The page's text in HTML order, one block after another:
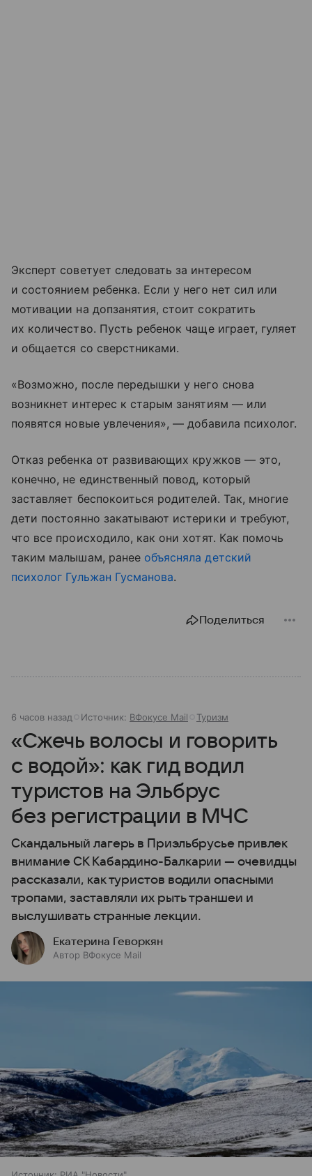
Эксперт советует следовать за интересом
и состоянием ребенка. Если у него нет сил или
мотивации на допзанятия, стоит сократить
их количество. Пусть ребенок чаще играет, гуляет
и общается со сверстниками.
«Возможно, после передышки у него снова
возникнет интерес к старым занятиям — или
появятся новые увлечения», — добавила психолог.
Отказ ребенка от развивающих кружков — это,
конечно, не единственный повод, который
заставляет беспокоиться родителей. Так, многие
дети постоянно закатывают истерики и требуют,
что все происходило, как они хотят. Как помочь
таким малышам, ранее объясняла детский
психолог Гульжан Гусманова.
Поделиться
6 часов назад Источник: ВФокусе Mail Туризм
«Сжечь волосы и говорить
с водой»: как гид водил
туристов на Эльбрус
без регистрации в МЧС
Скандальный лагерь в Приэльбрусье привлек
внимание СК Кабардино-Балкарии — очевидцы
рассказали, как туристов водили опасными
тропами, заставляли их рыть траншеи и
выслушивать странные лекции.
Екатерина Геворкян
Автор ВФокусе Mail